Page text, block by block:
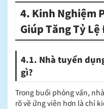
4. Kinh Nghiệm
Giúp Tăng Tỷ
4.1. Nhà tuyển
gì?
Trong buổi phỏng vấn,
rõ về ứng viên hơn là chỉ